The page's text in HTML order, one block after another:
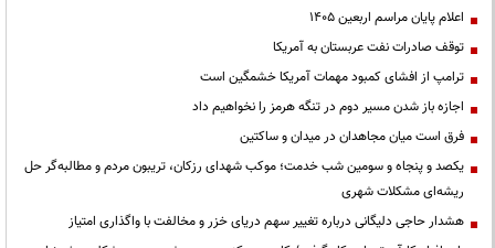
اعلام پایان مراسم اربعین ۱۴۰۵
توقف صادرات نفت عربستان به آمریکا
ترامپ از افشای کمبود مهمات آمریکا خشمگین است
اجازه باز شدن مسیر دوم در تنگه هرمز را نخواهیم داد
فرق است میان مجاهدان در میدان و ساکتین
یکصد و پنجاه و سومین شب خدمت؛ موکب شهدای رزکان، تریبون مردم و مطالبه‌گر حل
ریشه‌ای مشکلات شهری
هشدار حاجی دلیگانی درباره تغییر سهم دریای خزر و مخالفت با واگذاری امتیاز